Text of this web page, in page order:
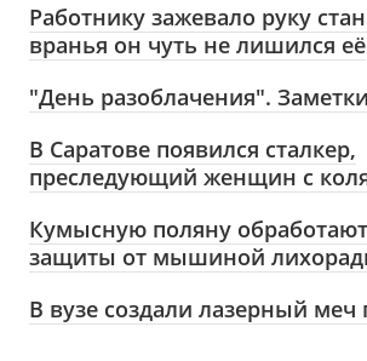
Работнику зажевало руку
вранья он чуть не лишился её
"День разоблачения".
В Саратове появился сталкер,
преследующий женщин с
Кумысную поляну
защиты от мышиной
В вузе создали лазерный меч